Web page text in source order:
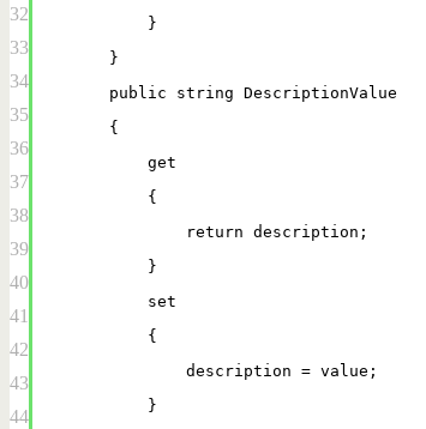
32
33
34
35
36
37
38
39
40
41
42
43
44
}
}
public string DescriptionValue
{
get
{
return description;
}
set
{
description = value;
}